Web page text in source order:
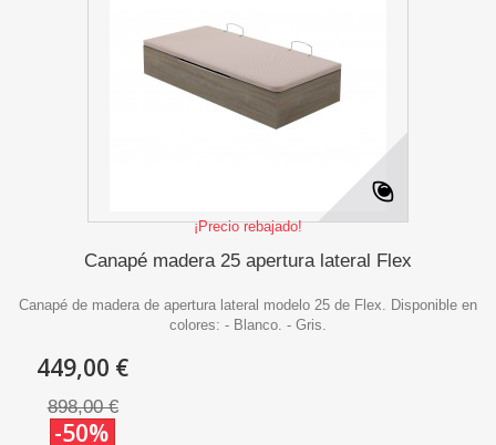
¡Precio rebajado!
Canapé madera 25 apertura lateral Flex
Canapé de madera de apertura lateral modelo 25 de Flex. Disponible en
colores: - Blanco. - Gris.
449,00 €
898,00 €
-50%